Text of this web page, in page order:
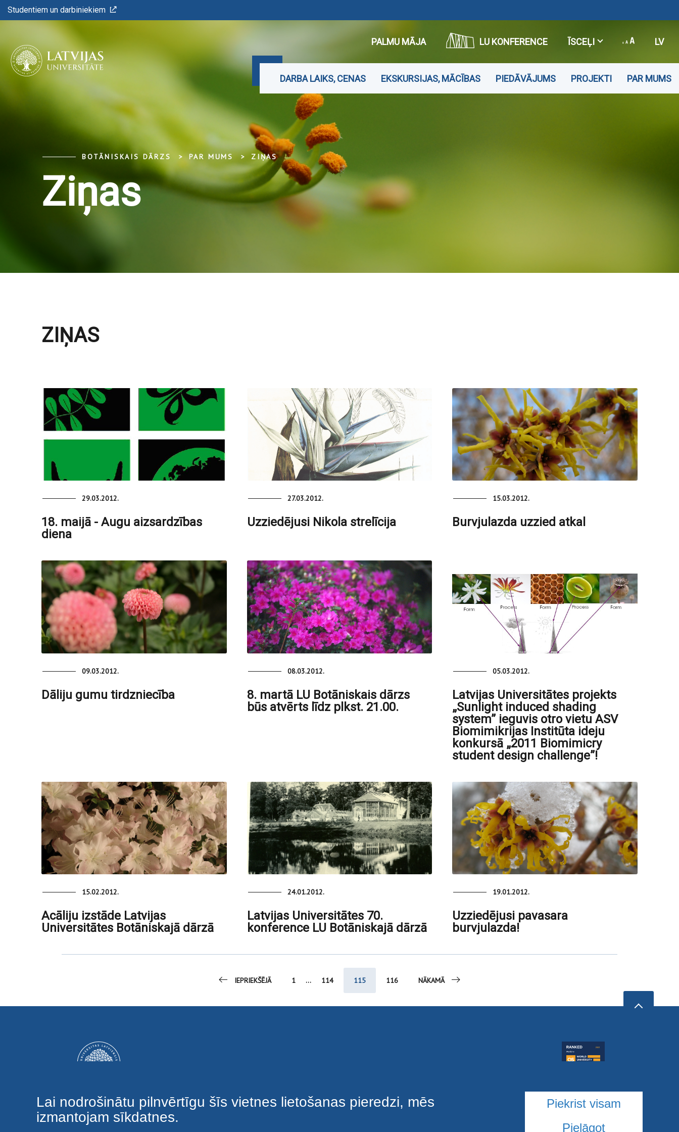
Studentiem un darbiniekiem
PALMU MĀJA LU KONFERENCE ĪSCEĻI LV
DARBA LAIKS, CENAS EKSKURSIJAS, MĀCĪBAS PIEDĀVĀJUMS PROJEKTI PAR MUMS
BOTĀNISKAIS DĀRZS PAR MUMS ZIŅAS
Ziņas
ZIŅAS
29.03.2012.
18. maijā - Augu aizsardzības
diena
27.03.2012.
Uzziedējusi Nikola strelīcija
15.03.2012.
Burvjulazda uzzied atkal
09.03.2012.
Dāliju gumu tirdzniecība
08.03.2012.
8. martā LU Botāniskais dārzs
būs atvērts līdz plkst. 21.00.
05.03.2012.
Latvijas Universitātes projekts
„Sunlight induced shading
system” ieguvis otro vietu ASV
Biomimikrijas Institūta ideju
konkursā „2011 Biomimicry
student design challenge”!
15.02.2012.
Acāliju izstāde Latvijas
Universitātes Botāniskajā dārzā
24.01.2012.
Latvijas Universitātes 70.
konference LU Botāniskajā dārzā
19.01.2012.
Uzziedējusi pavasara
burvjulazda!
IEPRIEKŠĒJĀ 1 ... 114 115 116 NĀKAMĀ
Lai nodrošinātu pilnvērtīgu šīs vietnes lietošanas pieredzi, mēs
izmantojam sīkdatnes.
Piekrist visam
Pielāgot